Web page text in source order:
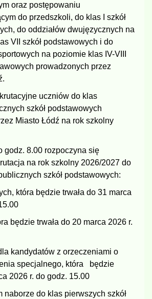
oraz postępowaniu
do przedszkoli, do klas I szkół
do oddziałów dwujęzycznych na
VII szkół podstawowych i do
na poziomie klas IV-VIII
prowadzonych przez
uczniów do klas
szkół podstawowych
Miasto Łódź na rok szkolny
godz. 8.00 rozpoczyna się
na rok szkolny 2026/2027 do
szkół podstawowych:
która będzie trwała do 31 marca
będzie trwała do 20 marca 2026 r.
kandydatów z orzeczeniami o
specjalnego, która będzie
2026 r. do godz. 15.00
naborze do klas pierwszych szkół